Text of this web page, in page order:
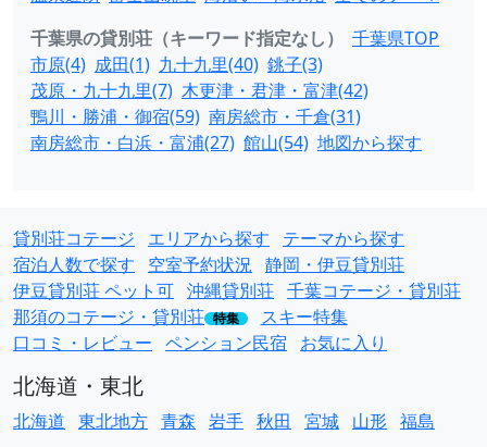
千葉県の貸別荘（キーワード指定なし）
千葉県TOP
市原(4) 成田(1) 九十九里(40) 銚子(3)
茂原・九十九里(7) 木更津・君津・富津(42)
鴨川・勝浦・御宿(59) 南房総市・千倉(31)
南房総市・白浜・富浦(27) 館山(54) 地図から探す
貸別荘コテージ エリアから探す
テーマから探す
宿泊人数で探す
空室予約状況 静岡・伊豆貸別荘
伊豆貸別荘 ペット可 沖縄貸別荘 千葉コテージ・貸別荘
那須のコテージ・貸別荘 特集
スキー特集
口コミ・レビュー ペンション民宿 お気に入り
北海道・東北
北海道 東北地方 青森 岩手 秋田 宮城 山形 福島